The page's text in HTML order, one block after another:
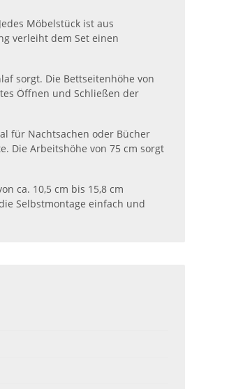
Möbelstück ist aus
verleiht dem Set einen
sorgt. Die Bettseitenhöhe von
Öffnen und Schließen der
für Nachtsachen oder Bücher
Die Arbeitshöhe von 75 cm sorgt
ca. 10,5 cm bis 15,8 cm
Selbstmontage einfach und